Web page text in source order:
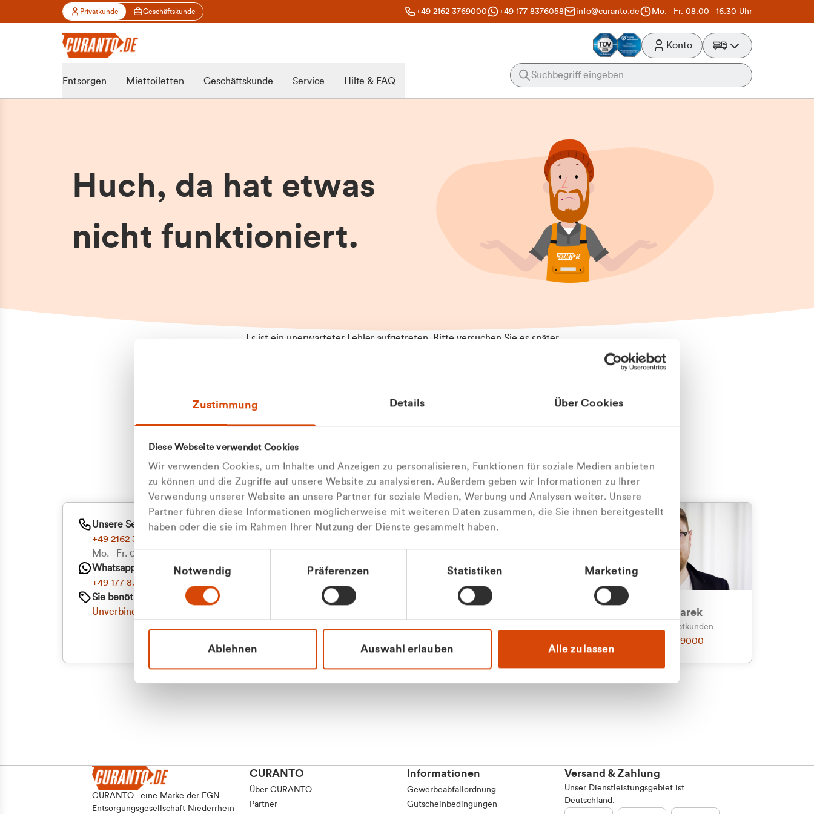
Zustimmung Details Über Cookies
Diese Webseite verwendet Cookies
Wir verwenden Cookies, um Inhalte und Anzeigen zu personalisieren, Funktionen für soziale Medien anbieten
zu können und die Zugriffe auf unsere Website zu analysieren. Außerdem geben wir Informationen zu Ihrer
Verwendung unserer Website an unsere Partner für soziale Medien, Werbung und Analysen weiter. Unsere
Partner führen diese Informationen möglicherweise mit weiteren Daten zusammen, die Sie ihnen bereitgestellt
haben oder die sie im Rahmen Ihrer Nutzung der Dienste gesammelt haben.
Einwilligungsauswahl
Notwendig Präferenzen Statistiken Marketing
Ablehnen Auswahl erlauben Alle zulassen
Privatkunde Geschäftskunde +49 2162 3769000 +49 177 8376058 info@curanto.de Mo. - Fr. 08.00 - 16:30 Uhr
Zu welcher
Kundengruppe
gehören Sie?
Privatkunde (inkl. MwSt.)
Geschäftskunde (exkl. MwSt.)
Konto
Entsorgen Miettoiletten Geschäftskunde Service Hilfe & FAQ
Huch, da hat etwas
nicht funktioniert.
Es ist ein unerwarteter Fehler aufgetreten. Bitte versuchen Sie es später
aufgetretenen Fehler an. Wir entschuldigen uns für eventuelle
Unannehmlichkeiten.
Zum Abfallberater
Oder kontaktieren Sie uns persönlich
Wir sind gerne für Sie da
Unsere Service-Hotline
+49 2162 3769000
Mo. - Fr. 08.00 - 16:30 Uhr
Whatsapp
+49 177 8376058
Sie benötigen ein individuelles Angebot?
Unverbindliche Anfrage stellen
Julian Marek
Vertrieb - Privatkunden
0216 237 69000
CURANTO - eine Marke der EGN
Entsorgungsgesellschaft Niederrhein
CURANTO
Über CURANTO
Partner
Informationen
Gewerbeabfallordnung
Gutscheinbedingungen
Versand & Zahlung
Unser Dienstleistungsgebiet ist
Deutschland.